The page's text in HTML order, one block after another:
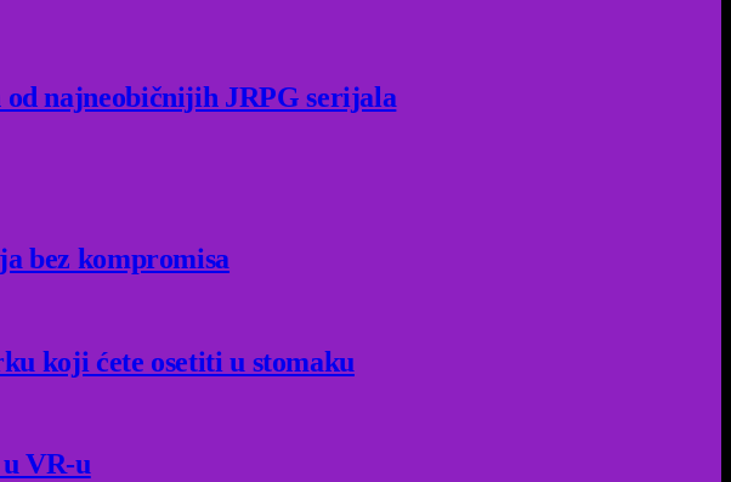
najneobičnijih JRPG serijala
bez kompromisa
koji ćete osetiti u stomaku
VR-u